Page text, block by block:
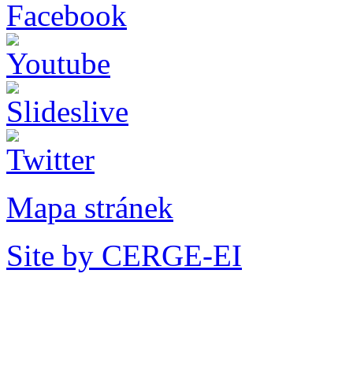
Mapa stránek
Site by CERGE-EI